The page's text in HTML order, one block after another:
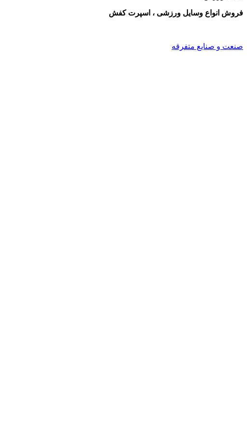
فروش انواع وسایل ورزشی ، اسپرت کفش
صنعت و صنایع متفرقه